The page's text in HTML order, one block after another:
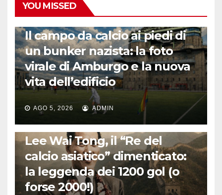
YOU MISSED
Il campo da calcio ai piedi di
un bunker nazista: la foto
virale di Amburgo e la nuova
vita dell’edificio
AGO 5, 2026 ADMIN
LA STORIA DEL CALCIO
Lee Wai Tong, il “Re del
calcio asiatico” dimenticato:
la leggenda dei 1200 gol (o
forse 2000!)